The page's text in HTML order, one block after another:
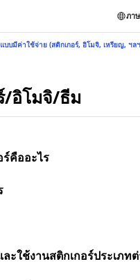
ภา
บบมีค่าใช้จ่าย (สติกเกอร์, อิโมจิ, เหรียญ, ฯล
/อิโมจิ/ธีม
ร์คืออะไร
ะใช้งานสติกเกอร์ประเภทต่